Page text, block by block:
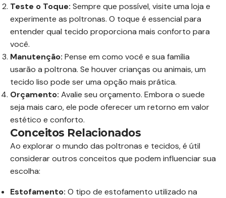
Teste o Toque: Sempre que possível, visite uma loja e
experimente as poltronas. O toque é essencial para
entender qual tecido proporciona mais conforto para
você.
Manutenção: Pense em como você e sua família
usarão a poltrona. Se houver crianças ou animais, um
tecido liso pode ser uma opção mais prática.
Orçamento: Avalie seu orçamento. Embora o suede
seja mais caro, ele pode oferecer um retorno em valor
estético e conforto.
Conceitos Relacionados
Ao explorar o mundo das poltronas e tecidos, é útil
considerar outros conceitos que podem influenciar sua
escolha:
Estofamento: O tipo de estofamento utilizado na